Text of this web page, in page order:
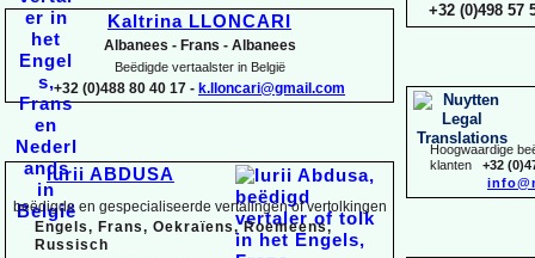
+32 (0)498 57
Hoogwaardige
klanten +32
Kaltrina LLONCARI
Albanees -Frans -Albanees
Beëdigde vertaalster in België
+32 (0)488 80 40 17 - k.lloncari@gmail.com
Iurii ABDUSA
beëdigde en gespecialiseerde vertalingen of vertolkingen
Engels, Frans, Oekraïens, Roemeens,
Russisch